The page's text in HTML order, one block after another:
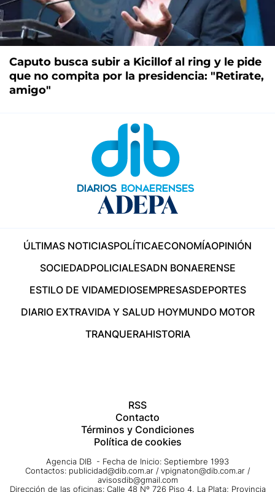
Caputo busca subir a Kicillof al ring y le pide
que no compita por la presidencia: "Retirate,
amigo"
ÚLTIMAS NOTICIASPOLÍTICAECONOMÍAOPINIÓN
SOCIEDADPOLICIALESADN BONAERENSE
ESTILO DE VIDAMEDIOSEMPRESASDEPORTES
DIARIO EXTRAVIDA Y SALUD HOYMUNDO MOTOR
TRANQUERAHISTORIA
RSS
Contacto
Términos y Condiciones
Política de cookies
Agencia DIB - Fecha de Inicio: Septiembre 1993
Contactos: publicidad@dib.com.ar / vpignaton@dib.com.ar /
avisosdib@gmail.com
Dirección de las oficinas: Calle 48 Nº 726 Piso 4, La Plata; Provincia